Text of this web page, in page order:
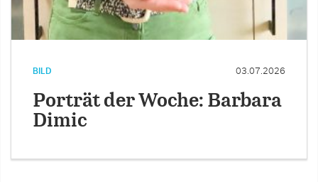
BILD 03.07.2026
Porträt der Woche: Barbara
Dimic